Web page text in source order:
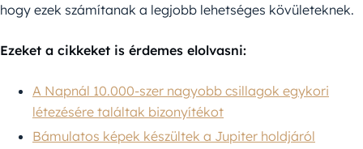
hogy ezek számítanak a legjobb lehetséges kövületeknek.
Ezeket a cikkeket is érdemes elolvasni:
A Napnál 10.000-szer nagyobb csillagok egykori
létezésére találtak bizonyítékot
Bámulatos képek készültek a Jupiter holdjáról